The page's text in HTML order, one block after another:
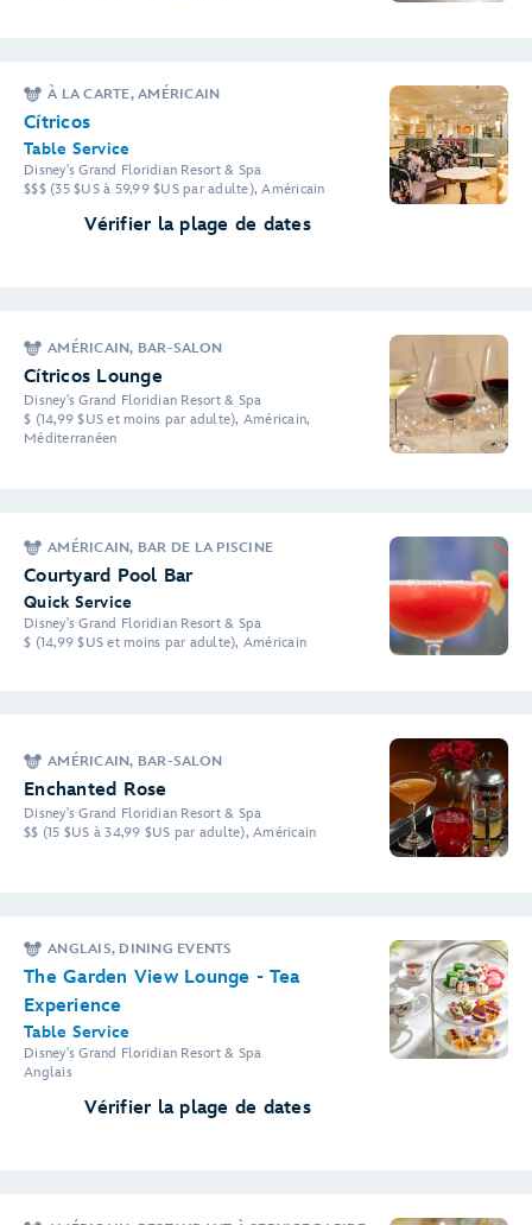
À LA CARTE, AMÉRICAIN
Cítricos
Table Service
Disney's Grand Floridian Resort & Spa
$$$ (35 $US à 59,99 $US par adulte), Américain
Vérifier la plage de dates
AMÉRICAIN, BAR-SALON
Cítricos Lounge
Disney's Grand Floridian Resort & Spa
$ (14,99 $US et moins par adulte), Américain,
Méditerranéen
AMÉRICAIN, BAR DE LA PISCINE
Courtyard Pool Bar
Quick Service
Disney's Grand Floridian Resort & Spa
$ (14,99 $US et moins par adulte), Américain
AMÉRICAIN, BAR-SALON
Enchanted Rose
Disney's Grand Floridian Resort & Spa
$$ (15 $US à 34,99 $US par adulte), Américain
ANGLAIS, DINING EVENTS
The Garden View Lounge - Tea
Experience
Table Service
Disney's Grand Floridian Resort & Spa
Anglais
Vérifier la plage de dates